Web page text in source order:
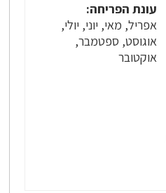
עונת הפריחה:
אפריל, מאי, יוני, יולי,
אוגוסט, ספטמבר,
אוקטובר